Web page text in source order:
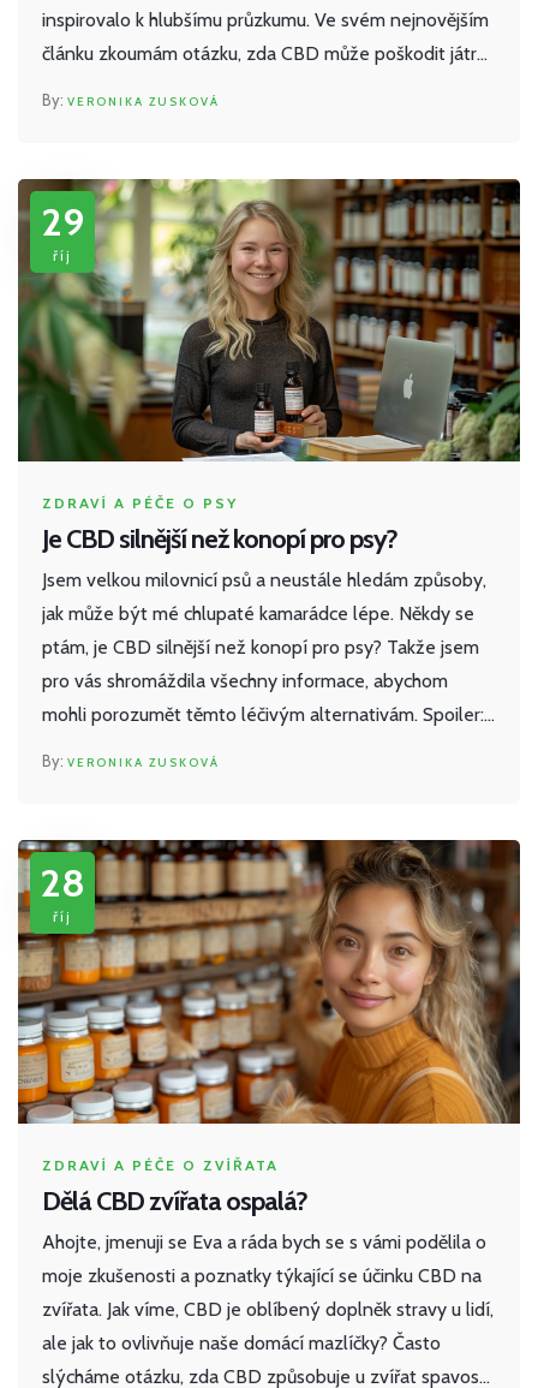
inspirovalo k hlubšímu průzkumu. Ve svém nejnovějším
článku zkoumám otázku, zda CBD může poškodit játra
svých psů, připojte se k nám.
VERONIKA ZUSKOVÁ
29
říj
ZDRAVÍ A PÉČE O PSY
Je CBD silnější než konopí pro psy?
Jsem velkou milovnicí psů a neustále hledám způsoby,
jak může být mé chlupaté kamarádce lépe. Někdy se
ptám, je CBD silnější než konopí pro psy? Takže jsem
pro vás shromáždila všechny informace, abychom
mohli porozumět těmto léčivým alternativám. Spoiler:
VERONIKA ZUSKOVÁ
28
říj
ZDRAVÍ A PÉČE O ZVÍŘATA
Dělá CBD zvířata ospalá?
Ahojte, jmenuji se Eva a ráda bych se s vámi podělila o
moje zkušenosti a poznatky týkající se účinku CBD na
zvířata. Jak víme, CBD je oblíbený doplněk stravy u lidí,
ale jak to ovlivňuje naše domácí mazlíčky? Často
slýcháme otázku, zda CBD způsobuje u zvířat spavost.